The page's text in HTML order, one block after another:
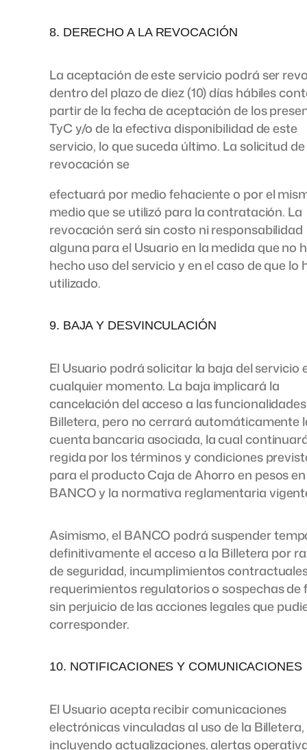
8. DERECHO A LA REVOCACIÓN
La aceptación de este servicio podrá ser
dentro del plazo de diez (10) días hábiles
partir de la fecha de aceptación de los
TyC y/o de la efectiva disponibilidad de este
servicio, lo que suceda último. La solicitud de
revocación se
efectuará por medio fehaciente o por el
medio que se utilizó para la contratación. La
revocación será sin costo ni responsabilidad
alguna para el Usuario en la medida que no
hecho uso del servicio y en el caso de que lo
utilizado.
9. BAJA Y DESVINCULACIÓN
El Usuario podrá solicitar la baja del servicio
cualquier momento. La baja implicará la
cancelación del acceso a las
Billetera, pero no cerrará automáticamente
cuenta bancaria asociada, la cual
regida por los términos y condiciones
para el producto Caja de Ahorro en pesos
BANCO y la normativa reglamentaria
Asimismo, el BANCO podrá suspender
definitivamente el acceso a la Billetera por
de seguridad, incumplimientos
requerimientos regulatorios o sospechas de
sin perjuicio de las acciones legales que
corresponder.
10. NOTIFICACIONES Y COMUNICACIONES
El Usuario acepta recibir comunicaciones
electrónicas vinculadas al uso de la Billetera,
incluyendo actualizaciones, alertas